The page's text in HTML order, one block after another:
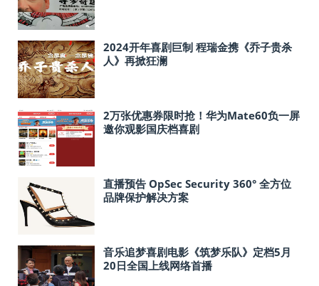
2024开年喜剧巨制 程瑞金携《乔子贵杀
人》再掀狂澜
2万张优惠券限时抢！华为Mate60负一屏
邀你观影国庆档喜剧
直播预告 OpSec Security 360° 全方位
品牌保护解决方案
音乐追梦喜剧电影《筑梦乐队》定档5月
20日全国上线网络首播